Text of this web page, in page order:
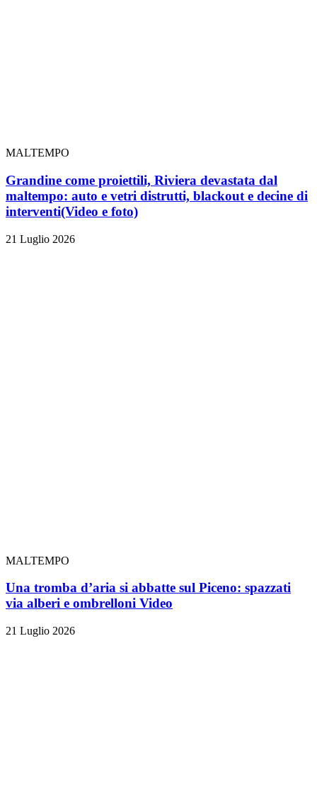
MALTEMPO
Grandine come proiettili, Riviera devastata dal
maltempo: auto e vetri distrutti, blackout e decine di
interventi(Video e foto)
21 Luglio 2026
MALTEMPO
Una tromba d’aria si abbatte sul Piceno: spazzati
via alberi e ombrelloni Video
21 Luglio 2026